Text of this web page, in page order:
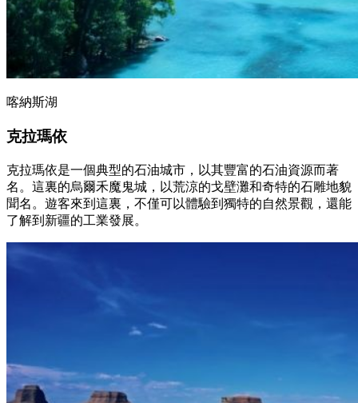
喀納斯湖
克拉瑪依
克拉瑪依是一個典型的石油城市，以其豐富的石油資源而著
名。這裏的烏爾禾魔鬼城，以荒涼的戈壁灘和奇特的石雕地貌
聞名。遊客來到這裏，不僅可以體驗到獨特的自然景觀，還能
了解到新疆的工業發展。